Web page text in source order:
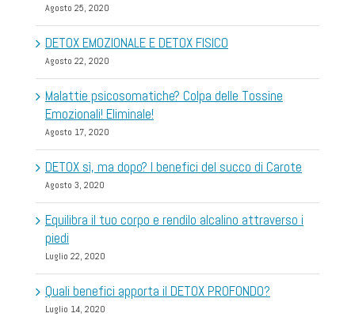
Agosto 25, 2020
DETOX EMOZIONALE E DETOX FISICO
Agosto 22, 2020
Malattie psicosomatiche? Colpa delle Tossine
Emozionali! Eliminale!
Agosto 17, 2020
DETOX sì, ma dopo? I benefici del succo di Carote
Agosto 3, 2020
Equilibra il tuo corpo e rendilo alcalino attraverso i
piedi
Luglio 22, 2020
Quali benefici apporta il DETOX PROFONDO?
Luglio 14, 2020